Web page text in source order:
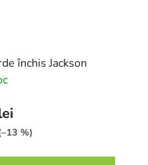
închis Jackson
%)